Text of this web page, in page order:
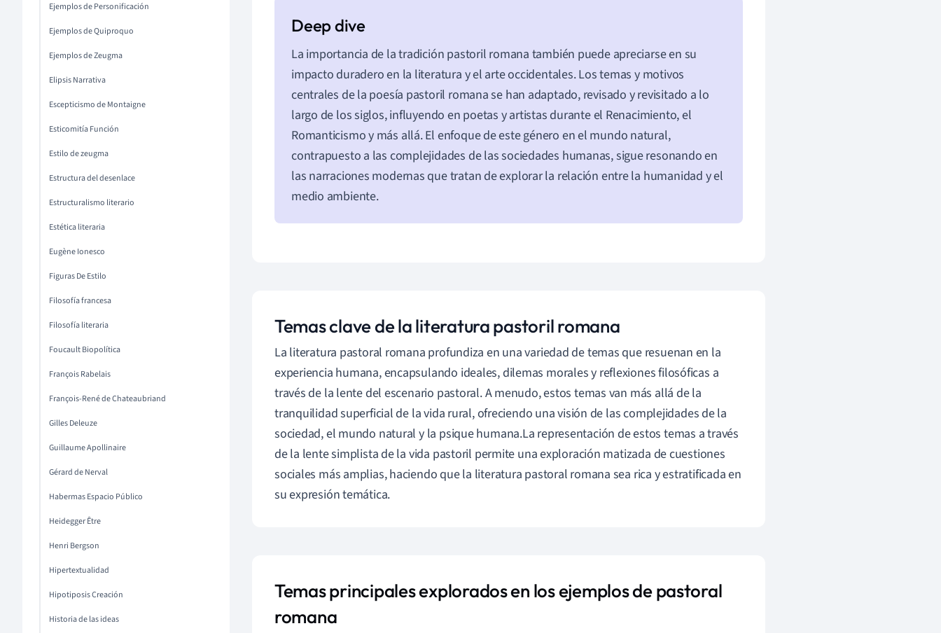
Ejemplos de Personificación
Ejemplos de Quiproquo
Ejemplos de Zeugma
Elipsis Narrativa
Escepticismo de Montaigne
Esticomitía Función
Estilo de zeugma
Estructura del desenlace
Estructuralismo literario
Estética literaria
Eugène Ionesco
Figuras De Estilo
Filosofía francesa
Filosofía literaria
Foucault Biopolítica
François Rabelais
François-René de Chateaubriand
Gilles Deleuze
Guillaume Apollinaire
Gérard de Nerval
Habermas Espacio Público
Heidegger Être
Henri Bergson
Hipertextualidad
Hipotiposis Creación
Historia de las ideas
La importancia de la tradición pastoril romana también puede apreciarse en su
impacto duradero en la literatura y el arte occidentales. Los temas y motivos
centrales de la poesía pastoril romana se han adaptado, revisado y revisitado a lo
largo de los siglos, influyendo en poetas y artistas durante el Renacimiento, el
Romanticismo y más allá. El enfoque de este género en el mundo natural,
contrapuesto a las complejidades de las sociedades humanas, sigue resonando en
las narraciones modernas que tratan de explorar la relación entre la humanidad y el
medio ambiente.
Temas clave de la literatura pastoril romana
La literatura pastoral romana profundiza en una variedad de temas que resuenan en la
experiencia humana, encapsulando ideales, dilemas morales y reflexiones filosóficas a
través de la lente del escenario pastoral. A menudo, estos temas van más allá de la
tranquilidad superficial de la vida rural, ofreciendo una visión de las complejidades de la
sociedad, el mundo natural y la psique humana.La representación de estos temas a través
de la lente simplista de la vida pastoril permite una exploración matizada de cuestiones
sociales más amplias, haciendo que la literatura pastoral romana sea rica y estratificada en
su expresión temática.
Temas principales explorados en los ejemplos de pastoral
romana